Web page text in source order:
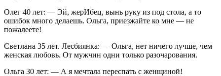
Олег 40 лет: — Эй, жерИбец, вынь руку из под стола, а то
ошибок много делаешь. Ольга, приезжайте ко мне — не
пожалеете!
Светлана 35 лет. Лесбиянка: — Ольга, нет ничего лучше, чем
женская любовь. От мужчин одни только разочарования.
Ольга 30 лет: — А я мечтала переспать с женщиной!